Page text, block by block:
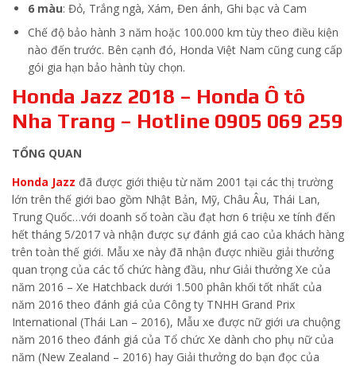
6 màu: Đỏ, Trắng ngà, Xám, Đen ánh, Ghi bạc và Cam
Chế độ bảo hành 3 năm hoặc 100.000 km tùy theo điều kiện
nào đến trước. Bên cạnh đó, Honda Việt Nam cũng cung cấp
gói gia hạn bảo hành tùy chọn.
Honda Jazz 2018 – Honda Ô tô
Nha Trang – Hotline 0905 069 259
TỔNG QUAN
Honda Jazz đã được giới thiệu từ năm 2001 tại các thị trường
lớn trên thế giới bao gồm Nhật Bản, Mỹ, Châu Âu, Thái Lan,
Trung Quốc…với doanh số toàn cầu đạt hơn 6 triệu xe tính đến
hết tháng 5/2017 và nhận được sự đánh giá cao của khách hàng
trên toàn thế giới. Mẫu xe này đã nhận được nhiều giải thưởng
quan trọng của các tổ chức hàng đầu, như Giải thưởng Xe của
năm 2016 – Xe Hatchback dưới 1.500 phân khối tốt nhất của
năm 2016 theo đánh giá của Công ty TNHH Grand Prix
International (Thái Lan – 2016), Mẫu xe được nữ giới ưa chuộng
năm 2016 theo đánh giá của Tổ chức Xe dành cho phụ nữ của
năm (New Zealand – 2016) hay Giải thưởng do bạn đọc của